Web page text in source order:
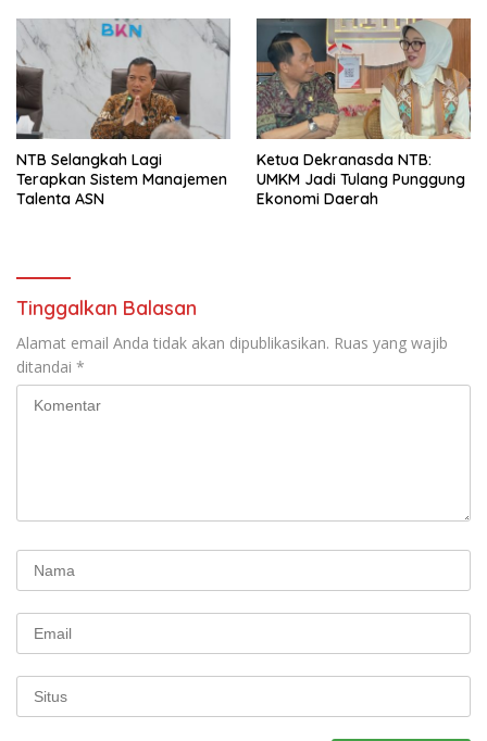
NTB Selangkah Lagi
Terapkan Sistem Manajemen
Talenta ASN
Ketua Dekranasda NTB:
UMKM Jadi Tulang Punggung
Ekonomi Daerah
Tinggalkan Balasan
Alamat email Anda tidak akan dipublikasikan. Ruas yang wajib
ditandai *